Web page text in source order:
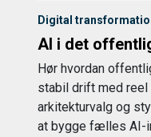
Digital
AI i det
Hør hvordan
stabil drift med reel
arkitekturvalg og
at bygge fælles AI-